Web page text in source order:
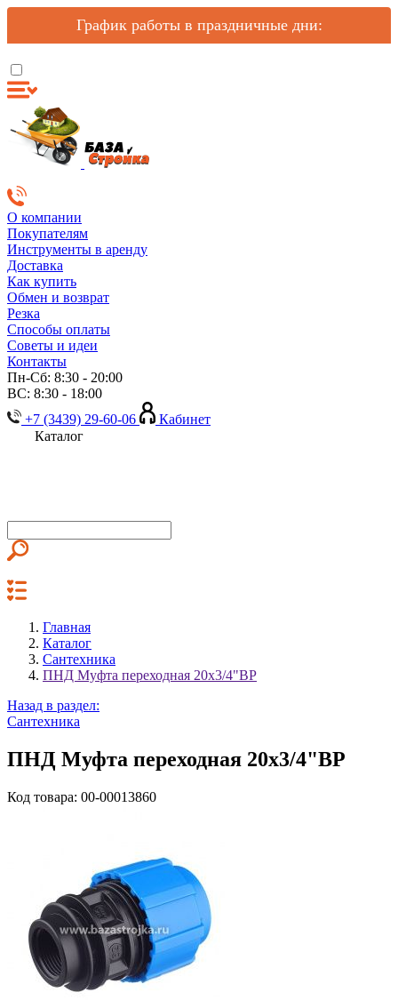
График работы в праздничные дни:
О компании
Покупателям
Инструменты в аренду
Доставка
Как купить
Обмен и возврат
Резка
Способы оплаты
Советы и идеи
Контакты
Пн-Сб: 8:30 - 20:00
ВС: 8:30 - 18:00
+7 (3439) 29-60-06
Кабинет
Каталог
Главная
Каталог
Сантехника
ПНД Муфта переходная 20х3/4"ВР
Назад в раздел:
Сантехника
ПНД Муфта переходная 20х3/4"ВР
Код товара: 00-00013860